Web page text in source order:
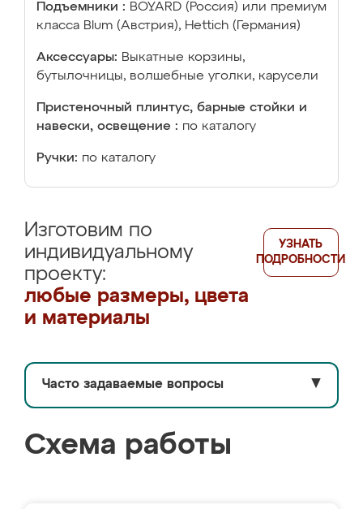
Подъемники : BOYARD (Россия) или премиум
класса Blum (Австрия), Hettich (Германия)
Аксессуары: Выкатные корзины,
бутылочницы, волшебные уголки, карусели
Пристеночный плинтус, барные стойки и
навески, освещение : по каталогу
Ручки: по каталогу
Изготовим по
индивидуальному
проекту:
любые размеры, цвета
и материалы
УЗНАТЬ
ПОДРОБНОСТИ
Часто задаваемые вопросы ▼
Схема работы